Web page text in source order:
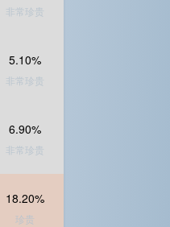
非常珍贵
5.10%
非常珍贵
6.90%
非常珍贵
18.20%
珍贵